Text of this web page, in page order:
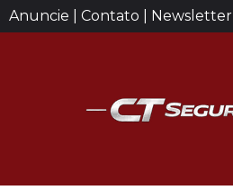
Anuncie | Contato | Newsletter